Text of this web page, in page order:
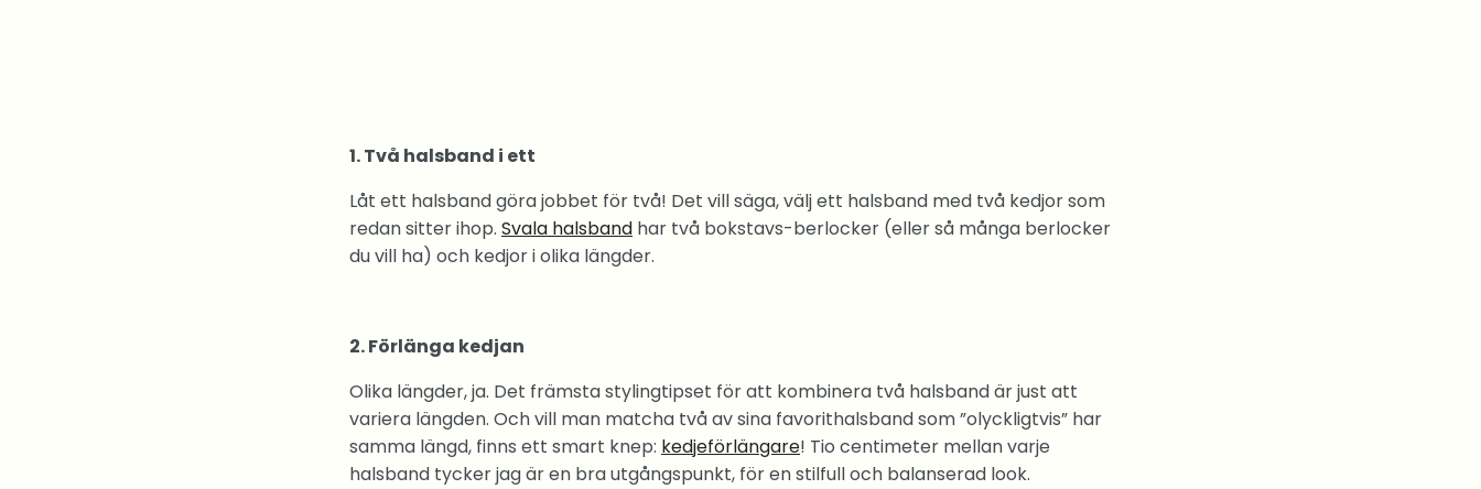
1. Två halsband i ett
Låt ett halsband göra jobbet för två! Det vill säga, välj ett halsband med två kedjor som
redan sitter ihop. Svala halsband har två bokstavs-berlocker (eller så många berlocker
du vill ha) och kedjor i olika längder.
2. Förlänga kedjan
Olika längder, ja. Det främsta stylingtipset för att kombinera två halsband är just att
variera längden. Och vill man matcha två av sina favorithalsband som ”olyckligtvis” har
samma längd, finns ett smart knep: kedjeförlängare! Tio centimeter mellan varje
halsband tycker jag är en bra utgångspunkt, för en stilfull och balanserad look.